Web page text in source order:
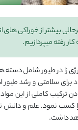
بیشتر از خوراکی های
کار رفته میپردازیم.
زا در طیور شامل دسته
برای سلامتی و رشد
ترکیب کاملی از این
کسب نمود. علم و
داشت.